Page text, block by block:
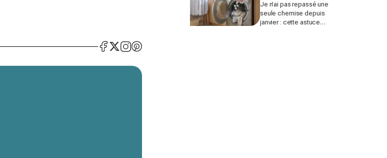
Je n’ai pas repassé une
seule chemise depuis
janvier : cette astuce